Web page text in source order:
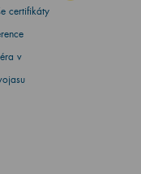
certifikáty
v